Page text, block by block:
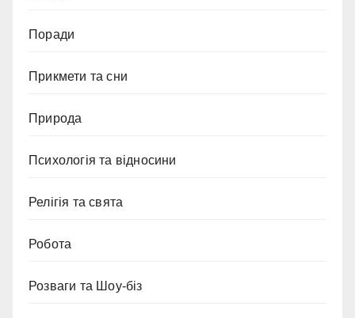
Поради
Прикмети та сни
Природа
Психологія та відносини
Релігія та свята
Робота
Розваги та Шоу-біз